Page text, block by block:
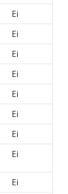
Ei
Ei
Ei
Ei
Ei
Ei
Ei
Ei
Ei